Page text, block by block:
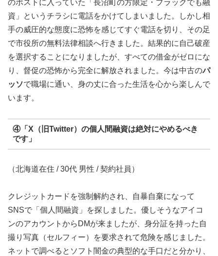
のポストに入っていた「長沼町の方限定・ブラックでも融
資」というチラシに電話をかけてしまいました。しかし相
手の威圧的な態度に恐怖を感じてすぐ電話を切り、その足
で市役所の無料法律相談へ行きました。結果的に自己破産
を選択することになりましたが、すべての借金がゼロにな
り、督促の恐怖から完全に解放されました。今は中古のパ
ッソで職場に通い、身の丈に合った生活を心から楽しんで
います。
④「X（旧Twitter）の個人間融資は絶対にやめるべき
です」
（北海道在住 / 30代 男性 / 契約社員）
クレジットカードを強制解約され、自暴自棄になって
SNSで「個人間融資」を探しました。優しそうなアイコ
ンのアカウントからDMが来ましたが、身分証を持った自
撮り写真（セルフィー）を要求されて危険を感じました。
ネットで調べるとソフト闇金の典型的な手口だと分かり、